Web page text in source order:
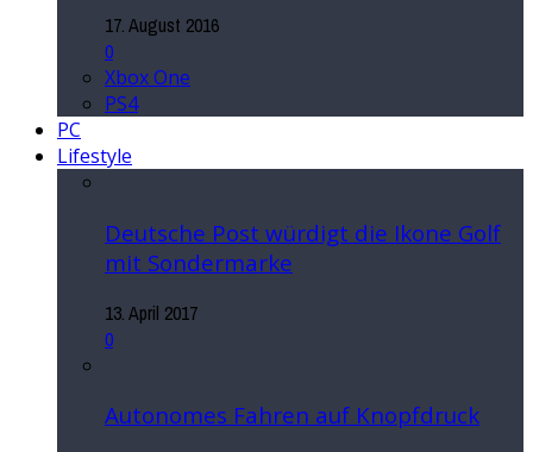
17. August 2016
0
Xbox One
PS4
PC
Lifestyle
Deutsche Post würdigt die Ikone Golf
mit Sondermarke
13. April 2017
0
Autonomes Fahren auf Knopfdruck